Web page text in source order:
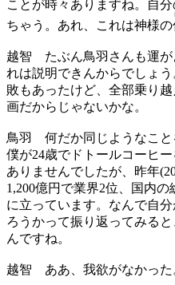
ことが時々ありますね。自
ちゃう。あれ、これは神様の
越智 たぶん鳥羽さんも運が
れは説明できんからでしょ
敗もあったけど、全部乗り
画だからじゃないかな。
鳥羽
何だか同じようなこと
僕が24歳でドトールコーヒ
ありませんでしたが、昨年
1,200億円で業界2位、国内
に立っています。なんで自
ろうかって振り返ってみる
んですね。
越智 ああ、我欲がなかった